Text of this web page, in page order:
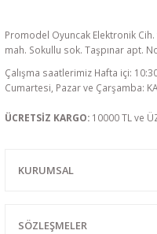
Promodel Oyuncak Elektronik Cih.
mah. Sokullu sok. Taşpınar apt.
Çalışma saatlerimiz Hafta içi:
Cumartesi, Pazar ve Çarşamba:
ÜCRETSİZ KARGO: 10000 TL ve
KURUMSAL
SÖZLEŞMELER